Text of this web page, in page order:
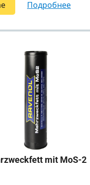
подробнее
mit MoS-2